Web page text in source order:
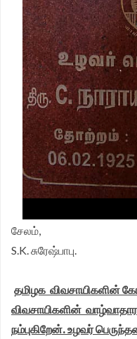
சேலம்,
S.K. சுரேஷ்பாபு.
தமிழக விவசாயிகளின்
விவசாயிகளின்
நம்புகிறேன். உழவர்